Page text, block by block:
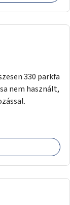
330 parkfa
nem használt,